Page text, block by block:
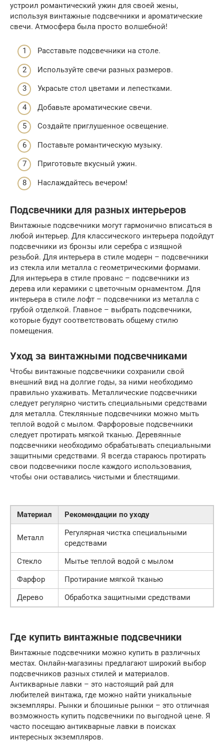
устроил романтический ужин для своей жены,
используя винтажные подсвечники и ароматические
свечи. Атмосфера была просто волшебной!
Расставьте подсвечники на столе.
Используйте свечи разных размеров.
Украсьте стол цветами и лепестками.
Добавьте ароматические свечи.
Создайте приглушенное освещение.
Поставьте романтическую музыку.
Приготовьте вкусный ужин.
Наслаждайтесь вечером!
Подсвечники для разных интерьеров
Винтажные подсвечники могут гармонично вписаться в
любой интерьер. Для классического интерьера подойдут
подсвечники из бронзы или серебра с изящной
резьбой. Для интерьера в стиле модерн – подсвечники
из стекла или металла с геометрическими формами.
Для интерьера в стиле прованс – подсвечники из
дерева или керамики с цветочным орнаментом. Для
интерьера в стиле лофт – подсвечники из металла с
грубой отделкой. Главное – выбрать подсвечники,
которые будут соответствовать общему стилю
помещения.
Уход за винтажными подсвечниками
Чтобы винтажные подсвечники сохранили свой
внешний вид на долгие годы, за ними необходимо
правильно ухаживать. Металлические подсвечники
следует регулярно чистить специальными средствами
для металла. Стеклянные подсвечники можно мыть
теплой водой с мылом. Фарфоровые подсвечники
следует протирать мягкой тканью. Деревянные
подсвечники необходимо обрабатывать специальными
защитными средствами. Я всегда стараюсь протирать
свои подсвечники после каждого использования,
чтобы они оставались чистыми и блестящими.
Материал Рекомендации по уходу
Металл
Регулярная чистка специальными
средствами
Стекло
Мытье теплой водой с мылом
Фарфор
Протирание мягкой тканью
Дерево
Обработка защитными средствами
Где купить винтажные подсвечники
Винтажные подсвечники можно купить в различных
местах. Онлайн-магазины предлагают широкий выбор
подсвечников разных стилей и материалов.
Антикварные лавки – это настоящий рай для
любителей винтажа, где можно найти уникальные
экземпляры. Рынки и блошиные рынки – это отличная
возможность купить подсвечники по выгодной цене. Я
часто посещаю антикварные лавки в поисках
интересных экземпляров.